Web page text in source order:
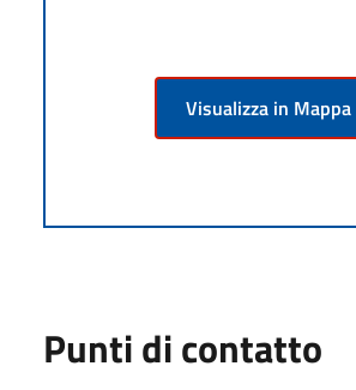
Visualizza in Mappa
Punti di contatto